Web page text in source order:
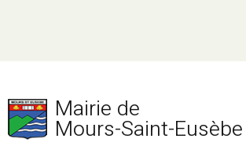
Mairie de
Mours-Saint-Eusèbe